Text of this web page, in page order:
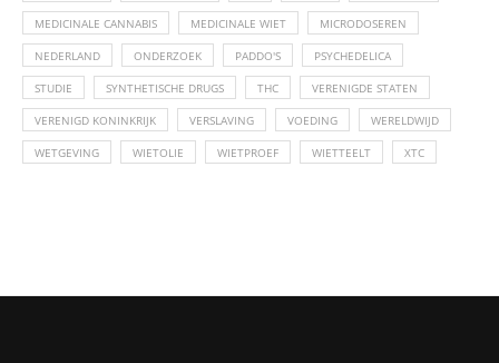
MEDICINALE CANNABIS MEDICINALE WIET MICRODOSEREN
NEDERLAND ONDERZOEK PADDO'S PSYCHEDELICA
STUDIE SYNTHETISCHE DRUGS THC VERENIGDE STATEN
VERENIGD KONINKRIJK VERSLAVING VOEDING WERELDWIJD
WETGEVING WIETOLIE WIETPROEF WIETTEELT XTC